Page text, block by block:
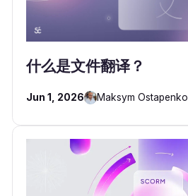
什么是文件翻译？
Jun 1, 2026 Maksym Ostapenko